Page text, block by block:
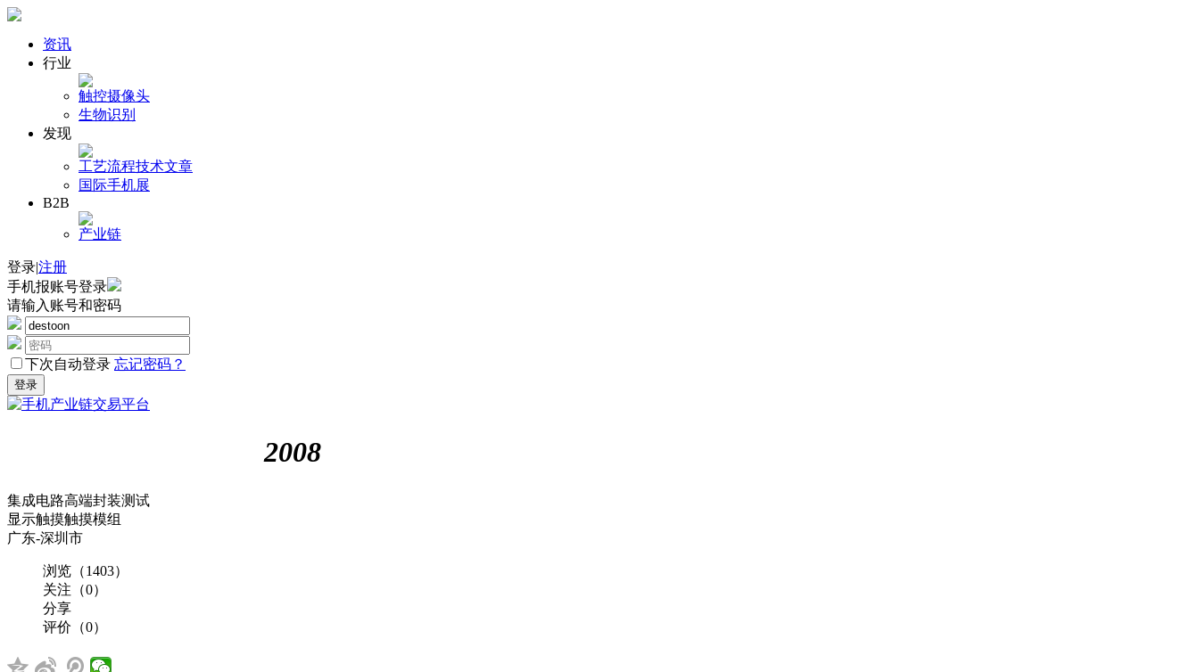
资讯
行业
触控摄像头
生物识别
发现
工艺流程技术文章
国际手机展
B2B
产业链
登录|注册
手机报账号登录
请输入账号和密码
下次自动登录 忘记密码？
手机产业链交易平台2008
集成电路高端封装测试
显示触摸触摸模组
广东-深圳市
浏览（1403）
关注（0）
分享
评价（0）